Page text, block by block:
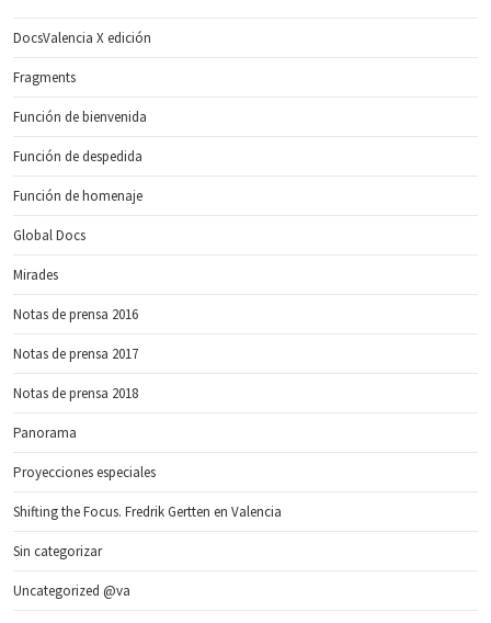
DocsValencia X edición
Fragments
Función de bienvenida
Función de despedida
Función de homenaje
Global Docs
Mirades
Notas de prensa 2016
Notas de prensa 2017
Notas de prensa 2018
Panorama
Proyecciones especiales
Shifting the Focus. Fredrik Gertten en Valencia
Sin categorizar
Uncategorized @va